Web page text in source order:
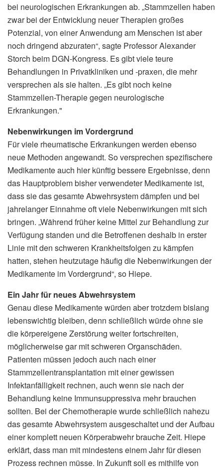
bei neurologischen Erkrankungen ab. „Stammzellen haben
zwar bei der Entwicklung neuer Therapien großes
Potenzial, von einer Anwendung am Menschen ist aber
noch dringend abzuraten“, sagte Professor Alexander
Storch beim DGN-Kongress. Es gibt viele teure
Behandlungen in Privatkliniken und -praxen, die mehr
versprechen als sie halten. „Es gibt noch keine
Stammzellen-Therapie gegen neurologische
Erkrankungen."
Nebenwirkungen im Vordergrund
Für viele rheumatische Erkrankungen werden ebenso
neue Methoden angewandt. So versprechen spezifischere
Medikamente auch hier künftig bessere Ergebnisse, denn
das Hauptproblem bisher verwendeter Medikamente ist,
dass sie das gesamte Abwehrsystem dämpfen und bei
jahrelanger Einnahme oft viele Nebenwirkungen mit sich
bringen. „Während früher keine Mittel zur Behandlung zur
Verfügung standen und die Betroffenen deshalb in erster
Linie mit den schweren Krankheitsfolgen zu kämpfen
hatten, stehen heutzutage häufig die Nebenwirkungen der
Medikamente im Vordergrund“, so Hiepe.
Ein Jahr für neues Abwehrsystem
Genau diese Medikamente würden aber trotzdem bislang
lebenswichtig bleiben, denn schließlich würde ohne sie
die körpereigene Zerstörung weiter fortschreiten,
möglicherweise gar mit schweren Organschäden.
Patienten müssen jedoch auch nach einer
Stammzellentransplantation mit einer gewissen
Infektanfälligkeit rechnen, auch wenn sie nach der
Behandlung keine Immunsuppressiva mehr brauchen
sollten. Bei der Chemotherapie wurde schließlich nahezu
das gesamte Abwehrsystem ausgeschaltet und der Aufbau
einer komplett neuen Körperabwehr brauche Zeit. Hiepe
erklärt, dass man mit mindestens einem Jahr für diesen
Prozess rechnen müsse. In Zukunft soll es mithilfe von